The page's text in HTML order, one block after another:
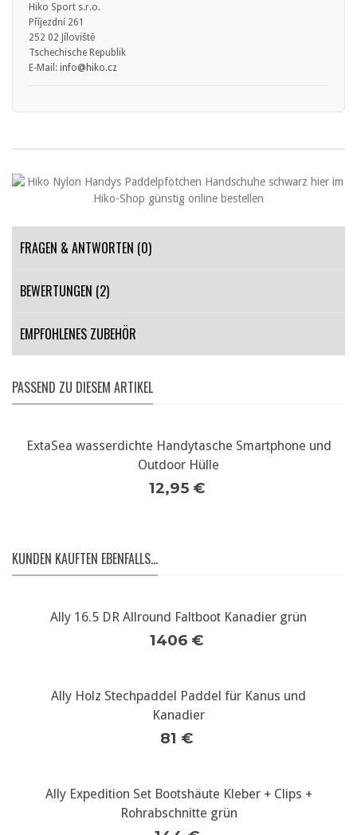
Hiko Sport s.r.o.
Příjezdní 261
252 02 Jíloviště
Tschechische Republik
E-Mail: info@hiko.cz
FRAGEN & ANTWORTEN (0)
BEWERTUNGEN (2)
EMPFOHLENES ZUBEHÖR
PASSEND ZU DIESEM ARTIKEL
ExtaSea wasserdichte Handytasche Smartphone und
Outdoor Hülle
12,95 €
KUNDEN KAUFTEN EBENFALLS...
Ally 16.5 DR Allround Faltboot Kanadier grün
1406 €
Ally Holz Stechpaddel Paddel für Kanus und
Kanadier
81 €
Ally Expedition Set Bootshäute Kleber + Clips +
Rohrabschnitte grün